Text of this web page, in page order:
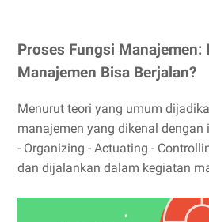
Proses Fungsi Manajemen:
Manajemen Bisa Berjalan?
Menurut teori yang umum
manajemen yang dikenal dengan
- Organizing - Actuating -
dan dijalankan dalam kegiatan